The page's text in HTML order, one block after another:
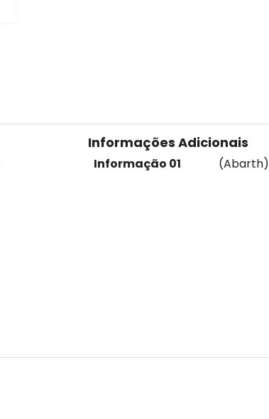
Informações Adicionais
Informação 01 (Abarth)